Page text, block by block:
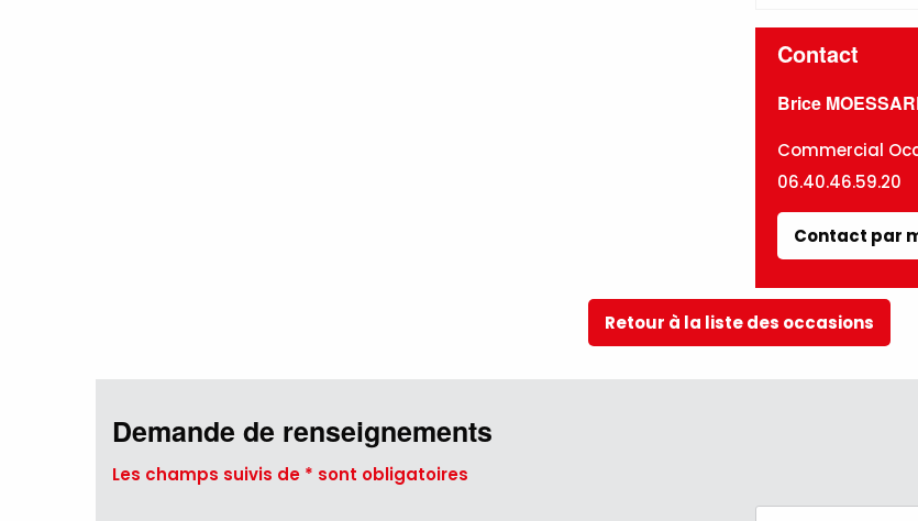
Contact
Brice
Commercial
06.40.46.59.20
Contact par
Retour à la liste des occasions
Demande de renseignements
Les champs suivis de * sont obligatoires